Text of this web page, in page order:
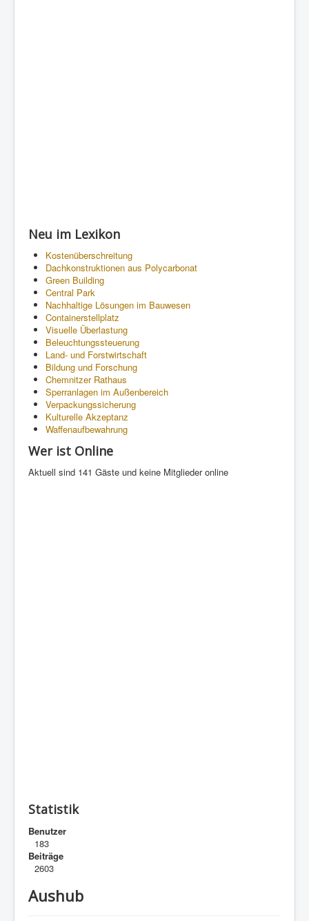
Neu im Lexikon
Kostenüberschreitung
Dachkonstruktionen aus Polycarbonat
Green Building
Central Park
Nachhaltige Lösungen im Bauwesen
Containerstellplatz
Visuelle Überlastung
Beleuchtungssteuerung
Land- und Forstwirtschaft
Bildung und Forschung
Chemnitzer Rathaus
Sperranlagen im Außenbereich
Verpackungssicherung
Kulturelle Akzeptanz
Waffenaufbewahrung
Wer ist Online
Aktuell sind 141 Gäste und keine Mitglieder online
Statistik
Benutzer
183
Beiträge
2603
Aushub